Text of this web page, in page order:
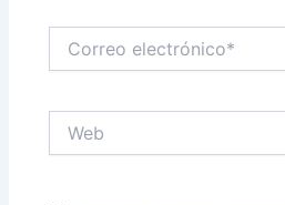
electrónico*